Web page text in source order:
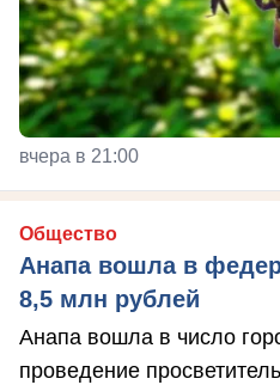
вчера в 21:00
Общество
Анапа вошла в
8,5 млн рублей
Анапа вошла в число
проведение